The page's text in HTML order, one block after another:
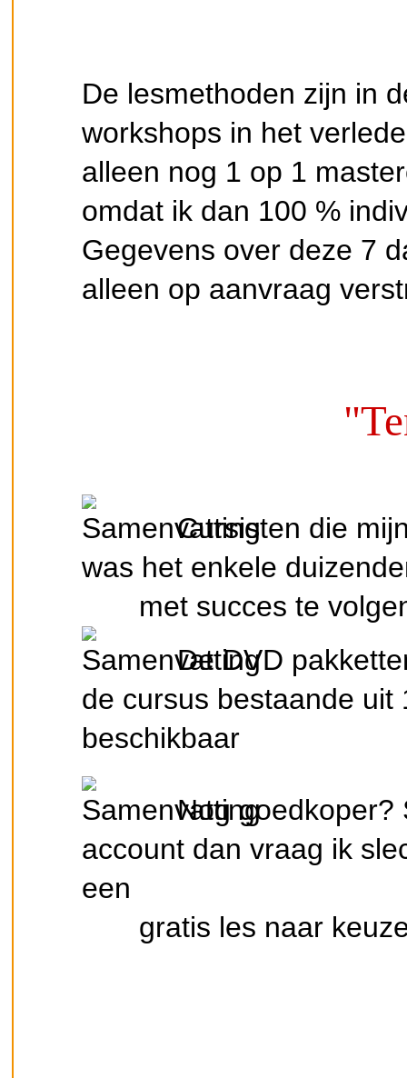
De lesmethoden zijn in
workshops in het
alleen nog 1 op 1
omdat ik dan 100 %
Gegevens over deze 7
alleen op aanvraag
Cursisten die
was het enkele
met succes te
De DVD
de cursus bestaande uit
beschikbaar
Nog goedkoper?
account dan vraag ik
een
gratis les naar